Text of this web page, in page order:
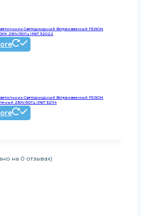
Светодиодный Встраиваемый FERON
230V/50Гц IP67 32022
Светодиодный Встраиваемый FERON
230V/50Гц IP67 32114
на 0 отзывах)